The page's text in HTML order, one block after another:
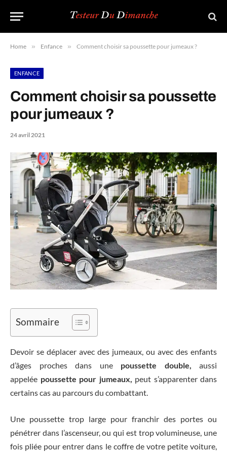
Home » Enfance » Comment choisir sa poussette pour jumeaux ?
ENFANCE
Comment choisir sa poussette
pour jumeaux ?
24 avril 2021
Sommaire
Devoir se déplacer avec des jumeaux, ou avec des enfants
d’âges proches dans une poussette double, aussi
appelée poussette pour jumeaux, peut s’apparenter dans
certains cas au parcours du combattant.
Une poussette trop large pour franchir des portes ou
pénétrer dans l’ascenseur, ou qui est trop volumineuse, une
fois pliée pour entrer dans le coffre de votre petite voiture,